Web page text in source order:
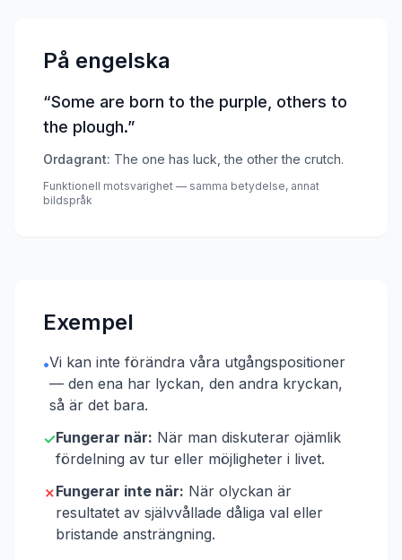
På engelska
“Some are born to the purple, others to
the plough.”
Ordagrant: The one has luck, the other the crutch.
Funktionell motsvarighet — samma betydelse, annat
bildspråk
Exempel
•Vi kan inte förändra våra utgångspositioner
— den ena har lyckan, den andra kryckan,
så är det bara.
✓Fungerar när: När man diskuterar ojämlik
fördelning av tur eller möjligheter i livet.
✗Fungerar inte när: När olyckan är
resultatet av självvållade dåliga val eller
bristande ansträngning.